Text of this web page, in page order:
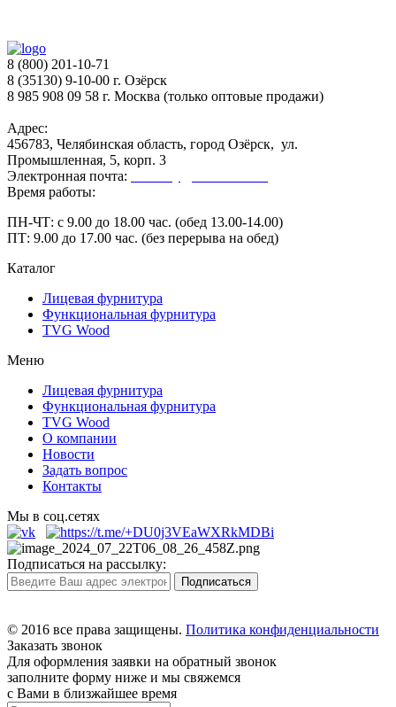
8 (800) 201-10-71
8 (35130) 9-10-00 г. Озёрск
8 985 908 09 58 г. Москва (только оптовые продажи)
Адрес:
456783, Челябинская область, город Озёрск, ул.
Промышленная, 5, корп. 3
Электронная почта:
Время работы:
ПН-ЧТ: с 9.00 до 18.00 час. (обед 13.00-14.00)
ПТ: 9.00 до 17.00 час. (без перерыва на обед)
Каталог
Лицевая фурнитура
Функциональная фурнитура
TVG Wood
Меню
Лицевая фурнитура
Функциональная фурнитура
TVG Wood
О компании
Новости
Задать вопрос
Контакты
Мы в соц.сетях
Подписаться на рассылку:
© 2016 все права защищены. Политика конфиденциальности
Заказать звонок
Для оформления заявки на обратный звонок
заполните форму ниже и мы свяжемся
с Вами в близжайшее время